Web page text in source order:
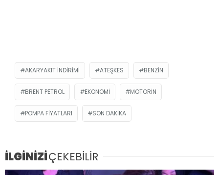
AKARYAKIT INDIRIMI ATEŞKES BENZIN
BRENT PETROL EKONOMI MOTORIN
POMPA FIYATLARI SON DAKIKA
İLGİNİZİÇEKEBİLİR